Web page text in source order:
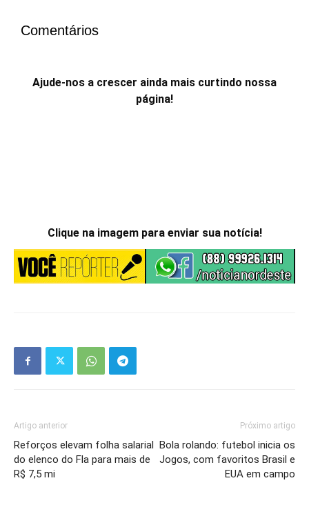
Comentários
Ajude-nos a crescer ainda mais curtindo nossa
página!
Clique na imagem para enviar sua notícia!
Artigo anterior
Reforços elevam folha salarial
do elenco do Fla para mais de
R$ 7,5 mi
Próximo artigo
Bola rolando: futebol inicia os
Jogos, com favoritos Brasil e
EUA em campo